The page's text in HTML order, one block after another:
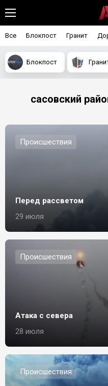
Все Блокпост Гранит
Блокпост
сасовский
Происшествия
Перед рассветом
29 июля
Происшествия
Атака с севера
28 июля
Происшествия